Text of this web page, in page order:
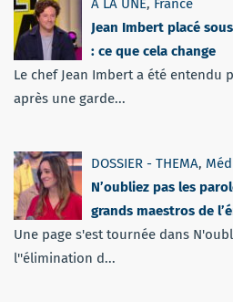
A LA UNE, France
Jean Imbert placé
: ce que cela change
Le chef Jean Imbert a été entendu
après une garde...
DOSSIER - THEMA,
N’oubliez pas les
grands maestros de
Une page s'est tournée dans
l''élimination d...